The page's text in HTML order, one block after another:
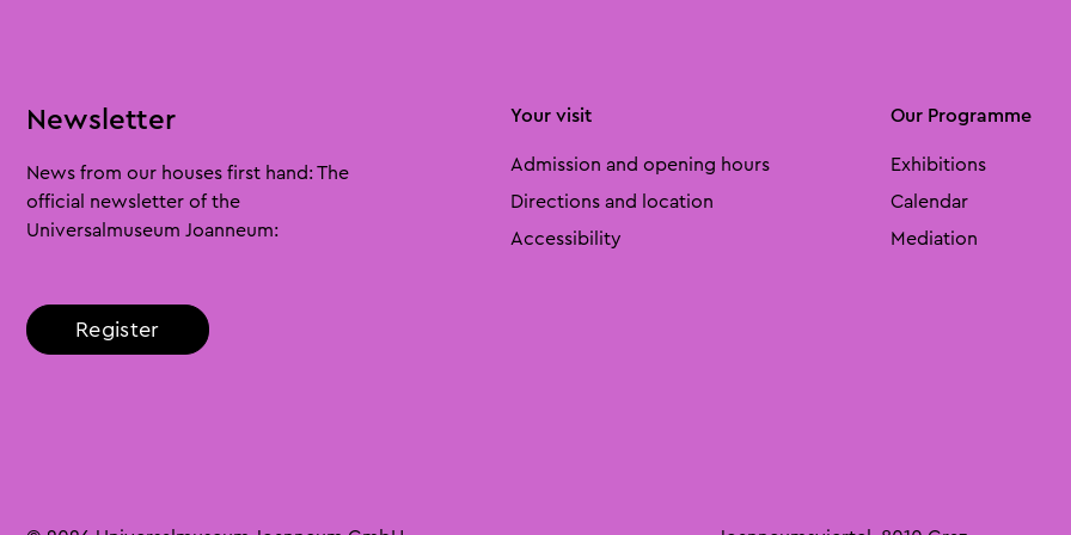
Newsletter
News from our houses first hand: The
official newsletter of the
Universalmuseum Joanneum:
Register
Your visit
Admission and opening hours
Directions and location
Accessibility
Our Programme
Exhibitions
Calendar
Mediation